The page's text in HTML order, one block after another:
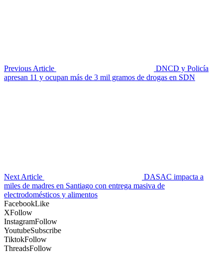
Previous Article
DNCD y Policía
apresan 11 y ocupan más de 3 mil gramos de drogas en SDN
Next Article
DASAC impacta a
miles de madres en Santiago con entrega masiva de
electrodomésticos y alimentos
FacebookLike
XFollow
InstagramFollow
YoutubeSubscribe
TiktokFollow
ThreadsFollow